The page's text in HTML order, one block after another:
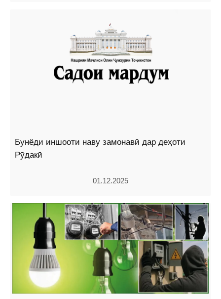
Бунёди иншооти наву замонавӣ дар деҳоти
Рӯдакӣ
01.12.2025